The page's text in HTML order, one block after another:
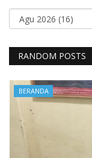
RANDOM POSTS
BERANDA